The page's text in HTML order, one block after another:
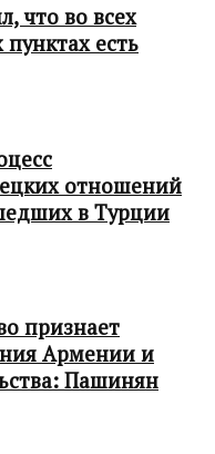
что во всех
есть
отношений
в Турции
признает
Армении и
Пашинян